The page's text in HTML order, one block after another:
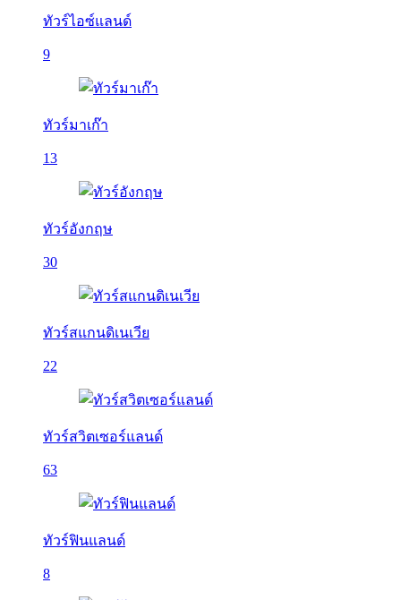
ทัวร์ไอซ์แลนด์
9
ทัวร์มาเก๊า
13
ทัวร์อังกฤษ
30
ทัวร์สแกนดิเนเวีย
22
ทัวร์สวิตเซอร์แลนด์
63
ทัวร์ฟินแลนด์
8